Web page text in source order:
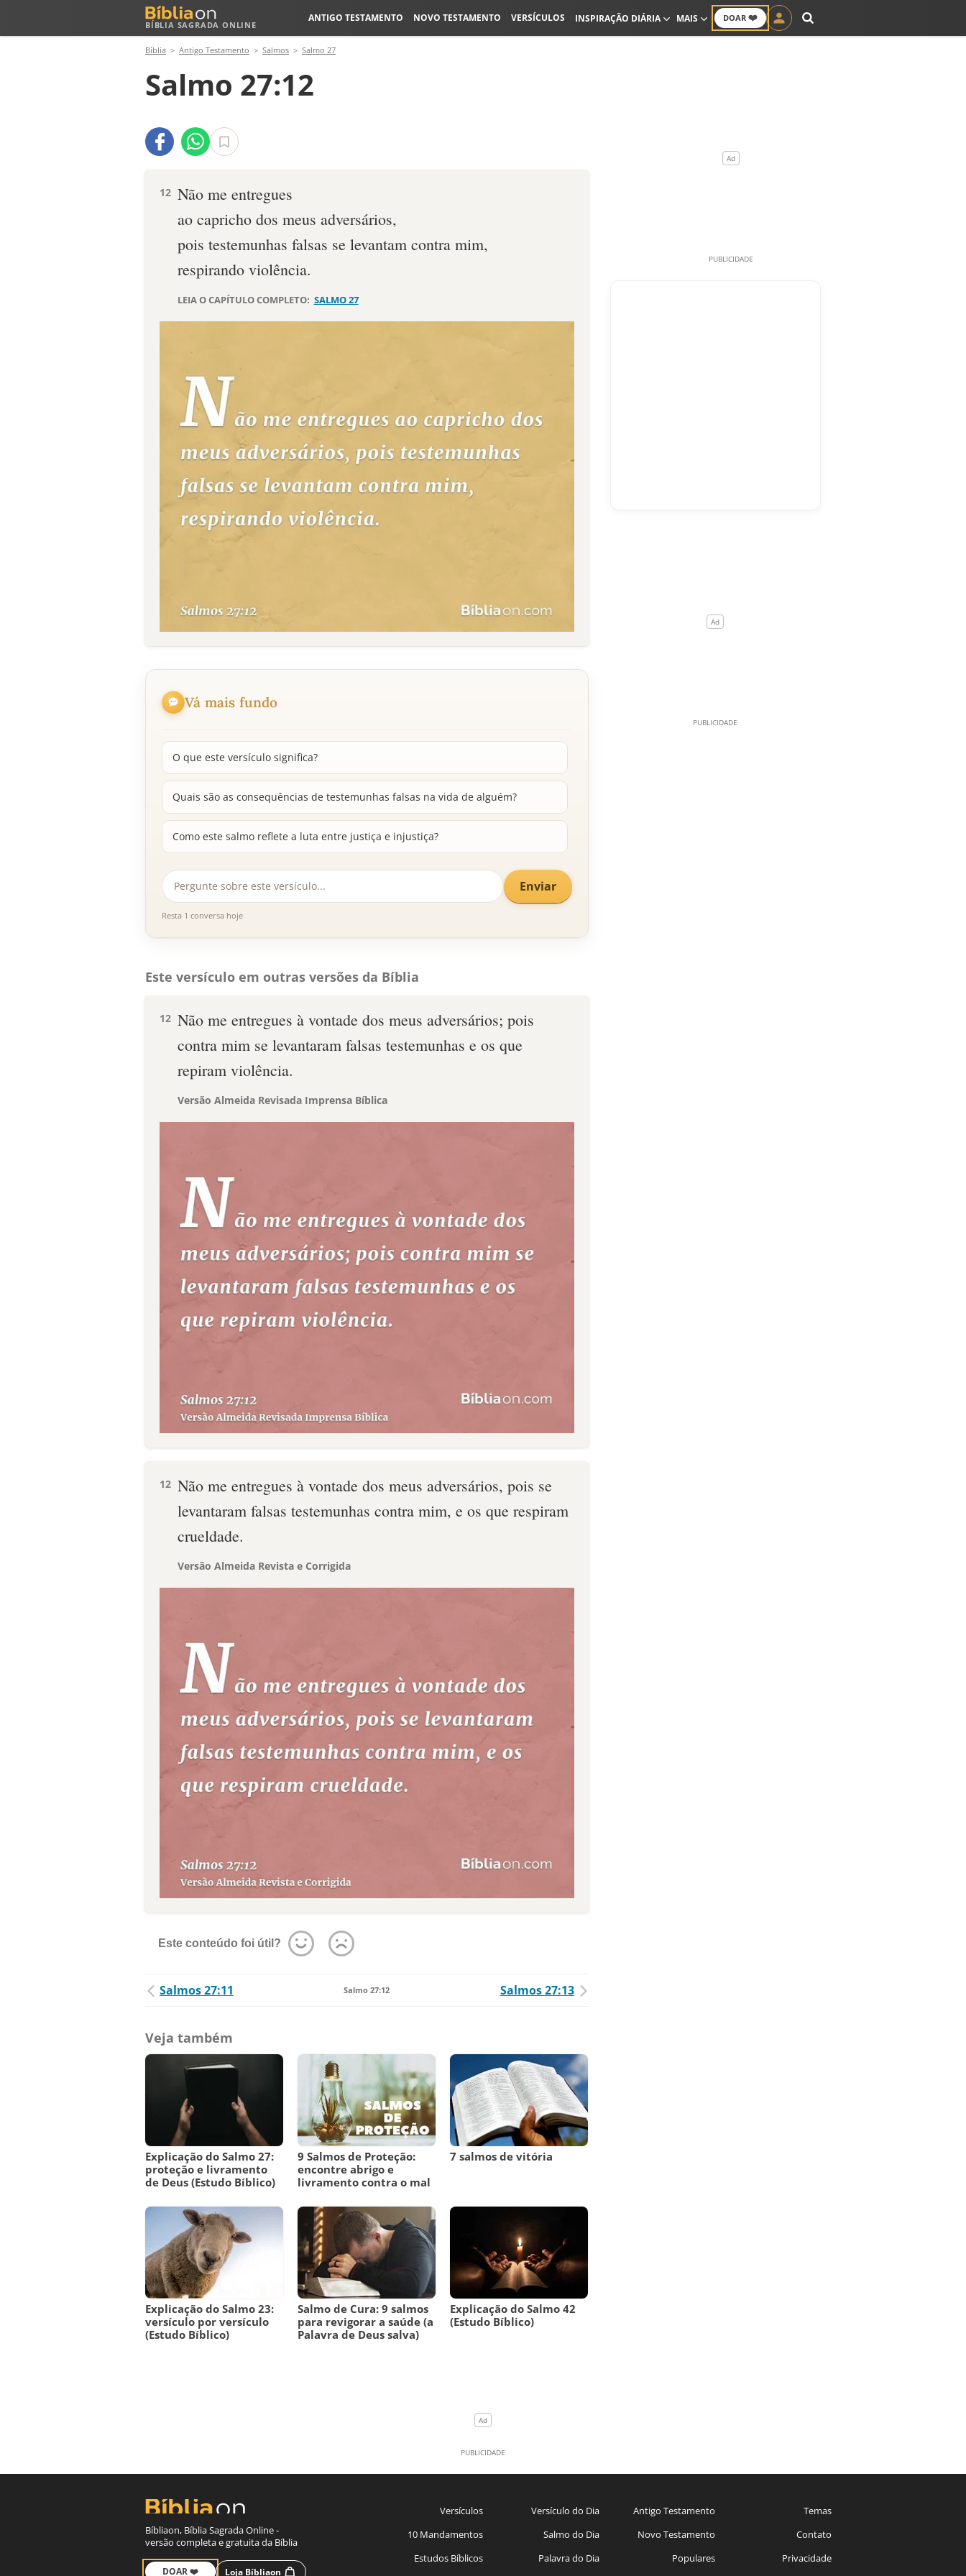
BÍBLIA SAGRADA ONLINE
DOAR ❤️
ANTIGO TESTAMENTO NOVO TESTAMENTO VERSÍCULOS INSPIRAÇÃO DIÁRIA MAIS
Bíblia Antigo Testamento Salmos Salmo 27
Salmo 27:12
12 Não me entregues
ao capricho dos meus adversários,
pois testemunhas falsas se levantam contra mim,
respirando violência.
LEIA O CAPÍTULO COMPLETO: SALMO 27
Vá mais fundo
O que este versículo significa?
Quais são as consequências de testemunhas falsas na vida de alguém?
Como este salmo reflete a luta entre justiça e injustiça?
Enviar
Resta 1 conversa hoje
Este versículo em outras versões da Bíblia
12 Não me entregues à vontade dos meus adversários; pois
contra mim se levantaram falsas testemunhas e os que
repiram violência.
Versão Almeida Revisada Imprensa Bíblica
12 Não me entregues à vontade dos meus adversários, pois se
levantaram falsas testemunhas contra mim, e os que respiram
crueldade.
Versão Almeida Revista e Corrigida
Este conteúdo foi útil?
Salmos 27:11 Salmo 27:12 Salmos 27:13
Veja também
Explicação do Salmo 27:
proteção e livramento
de Deus (Estudo Bíblico)
9 Salmos de Proteção:
encontre abrigo e
livramento contra o mal
7 salmos de vitória
Explicação do Salmo 23:
versículo por versículo
(Estudo Bíblico)
Salmo de Cura: 9 salmos
para revigorar a saúde (a
Palavra de Deus salva)
Explicação do Salmo 42
(Estudo Bíblico)
Bíbliaon, Bíblia Sagrada Online -
versão completa e gratuita da Bíblia
DOAR ❤️ Loja Bíbliaon
Versículos
10 Mandamentos
Estudos Bíblicos
Versículo do Dia
Salmo do Dia
Palavra do Dia
Antigo Testamento
Novo Testamento
Populares
Temas
Contato
Privacidade